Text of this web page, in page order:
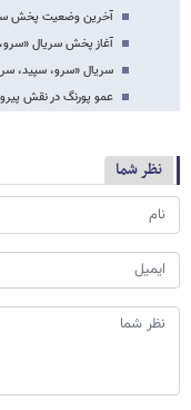
آخرین وضعیت پخش
آغاز پخش سریال «سرو، سپید، سرخ» از
سریال «سرو، سپید،
عمو پورنگ در نقش
نظر شما